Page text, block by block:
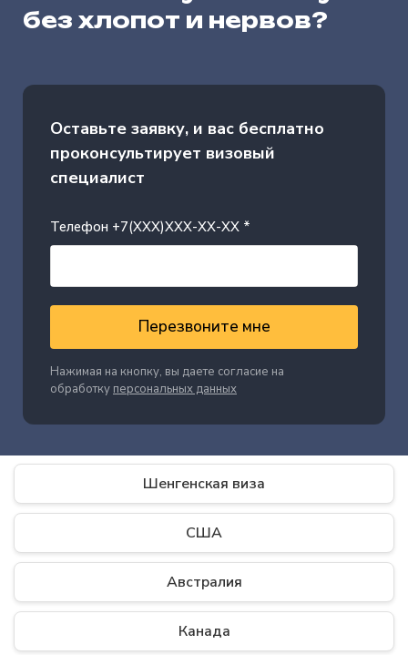
без хлопот и нервов?
Оставьте заявку, и вас бесплатно
проконсультирует визовый
специалист
Телефон +7(XXX)XXX-XX-XX *
Перезвоните мне
Нажимая на кнопку, вы даете согласие на
обработку персональных данных
Шенгенская виза
США
Австралия
Канада